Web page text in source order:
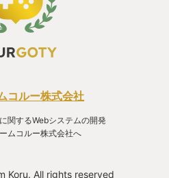
コルー株式会社
関するWebシステムの開発
ムコルー株式会社へ
Koru. All rights reserved